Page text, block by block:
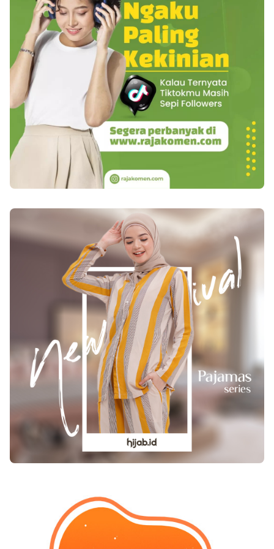
tetangga. Kesimpulan dari semua ini, tim Lund
menghitung bahwa tekanan tersebut dikaitkan
dengan risiko 50 persen menjadi 100 persen
peningkatan kematian dari setiap penyebab . Di
antara semua tekanan ini, berkeluh kesah adalah
yang paling berbahaya. Sering bertengkar
dengan pasangan, saudara, teman atau tetangga
bisa meningkatkan dua kali lipat sampai tiga
kali lipat dalam resiko kematian dari setiap
penyebab, dibandingkan dengan mereka yang
mengatakan kejadian ini jarang. Namun, para
peneliti menduga bahwa stres yang lebih besar
dari konflik dan masalah yang mungkin menjadi
mencatat bahwa ketika stress meningkat,
misalnya, konflik di rumah ditambah dengan
pengangguran - risiko kematian mendadak juga
meningkat. Hormon stress yang meninggi dan
peningkatan tekanan darah mungkin alasan
terjadinya kematian mendadak. Interaksi antara
stress dan respon stress tubuh serta faktor-
faktor lain seperti keturunan, lingkungan, faktor
sosial ekonomi dan respon psikologis - mungkin
semuanya memainkan peran dalam hubungan
antara konflik dan resiko kematian yang lebih
tinggi . Keterampilan dalam menangani
kekhawatiran dan tuntutan dari hubungan sosial
serta manajemen konflik dalam pasangan dan
keluarga , dan juga dalam masyarakat lokal,
dapat dianggap strategi penting untuk
mengurangi kematian dini.
seks yang aktif dan terlibat dalam kegiatan
seksual setidaknya sekali atau lebih dalam
sebulan. Beberapa orang tua juga melaporkan
bahwa seks akan lebih baik seiring usia. Namun,
seks tidak semudah di usia tua karena penuaan
memang memiliki efek pada kemampuan
seksual pria. Hormon seks pria yang disebut
testosteron memainkan peran penting dalam
kehidupan seksual seorang pria. Tingkat
testosteron yang merupakan tertinggi di akhir
usia remaja secara bertahap menurun seiring
usia dan relatif jauh lebih rendah saat pria
menua. Untuk alasan ini, pria yang tua melihat
waktu lebih lama untuk ereksi dan ereksi
mungkin tidak keras. Selain itu, pria yang tua
juga butuh lebih lama untuk mencapai gairah
penuh dan memiliki pengalaman orgasme dan
ejakulasi. Karena pria tua lebih mungkin
menderita kondisi medis seperti diabetes,
tekanan darah tinggi dan penyakit jantung,
mereka mungkin menderita disfungsi ereksi dan
menghadapi kesulitan dalam mencapai atau
mempertahankan ereksi. Bahkan, disfungsi
ereksi adalah masalah seksual yang paling
umum yang mempengaruhi kehidupan seksual
sejumlah besar pria yang menua. Hal yang
diperlukan untuk meningkatkan libido pria
Libido rendah adalah masalah seksual umum
yang mempengaruhi pria dari segala usia. Telah
ditemukan bahwa perubahan gaya hidup dapat
membantu untuk meningkatkan libido pada pria.
aktivitas fisik – Aktivitas fisik yang teratur
membantu mengurangi stres dan juga
meningkatkan produksi testosteron, ini